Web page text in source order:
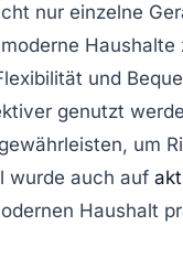
nur einzelne
und
genutzt
um
wurde auch auf
Haushalt